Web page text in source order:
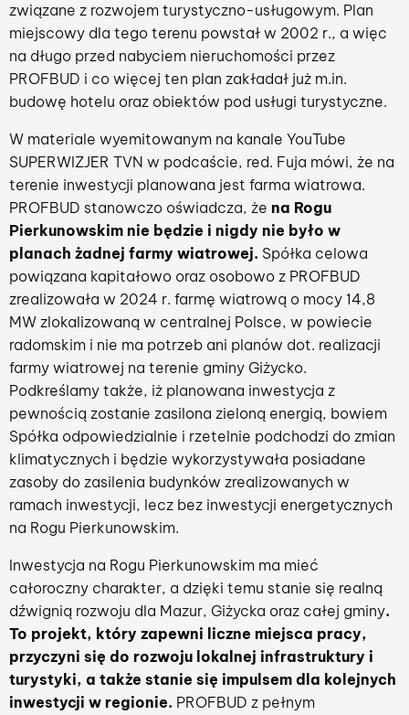
związane z rozwojem turystyczno-usługowym. Plan
miejscowy dla tego terenu powstał w 2002 r., a więc
na długo przed nabyciem nieruchomości przez
PROFBUD i co więcej ten plan zakładał już m.in.
budowę hotelu oraz obiektów pod usługi turystyczne.
W materiale wyemitowanym na kanale YouTube
SUPERWIZJER TVN w podcaście, red. Fuja mówi, że na
terenie inwestycji planowana jest farma wiatrowa.
PROFBUD stanowczo oświadcza, że na Rogu
Pierkunowskim nie będzie i nigdy nie było w
planach żadnej farmy wiatrowej. Spółka celowa
powiązana kapitałowo oraz osobowo z PROFBUD
zrealizowała w 2024 r. farmę wiatrową o mocy 14,8
MW zlokalizowaną w centralnej Polsce, w powiecie
radomskim i nie ma potrzeb ani planów dot. realizacji
farmy wiatrowej na terenie gminy Giżycko.
Podkreślamy także, iż planowana inwestycja z
pewnością zostanie zasilona zieloną energią, bowiem
Spółka odpowiedzialnie i rzetelnie podchodzi do zmian
klimatycznych i będzie wykorzystywała posiadane
zasoby do zasilenia budynków zrealizowanych w
ramach inwestycji, lecz bez inwestycji energetycznych
na Rogu Pierkunowskim.
Inwestycja na Rogu Pierkunowskim ma mieć
całoroczny charakter, a dzięki temu stanie się realną
dźwignią rozwoju dla Mazur, Giżycka oraz całej gminy.
To projekt, który zapewni liczne miejsca pracy,
przyczyni się do rozwoju lokalnej infrastruktury i
turystyki, a także stanie się impulsem dla kolejnych
inwestycji w regionie. PROFBUD z pełnym